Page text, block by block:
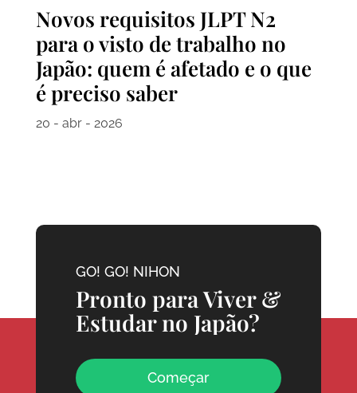
Novos requisitos JLPT N2
para o visto de trabalho no
Japão: quem é afetado e o que
é preciso saber
20 - abr - 2026
GO! GO! NIHON
Pronto para Viver &
Estudar no Japão?
Começar